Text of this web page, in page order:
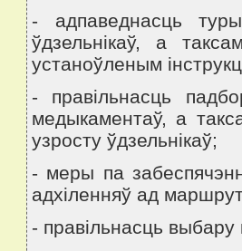
- адпаведнасць
ўдзельнiкаў, а
устаноўленым
- правiльнасць
медыкаментаў, а
узросту ўдзельнiкаў;
- меры па
адхiленняў ад
- правiльнасць выбару